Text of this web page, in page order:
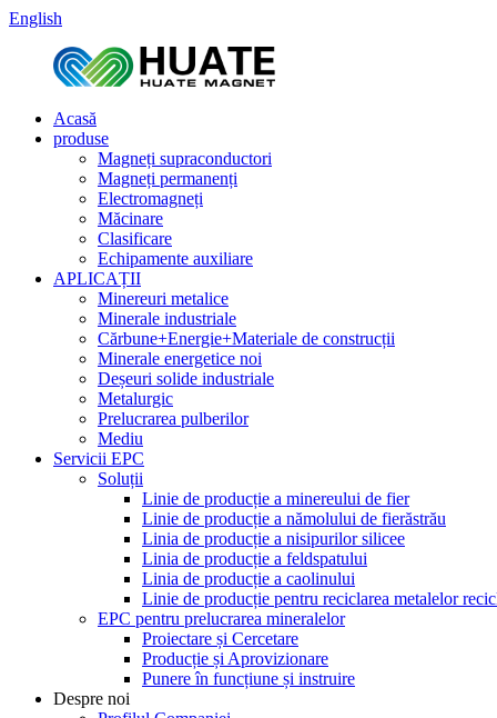
English
Acasă
produse
Magneți supraconductori
Magneți permanenți
Electromagneți
Măcinare
Clasificare
Echipamente auxiliare
APLICAȚII
Minereuri metalice
Minerale industriale
Cărbune+Energie+Materiale de construcții
Minerale energetice noi
Deșeuri solide industriale
Metalurgic
Prelucrarea pulberilor
Mediu
Servicii EPC
Soluții
Linie de producție a minereului de fier
Linie de producție a nămolului de fierăstrău
Linia de producție a nisipurilor silicee
Linia de producție a feldspatului
Linia de producție a caolinului
Linie de producție pentru reciclarea metalelor
EPC pentru prelucrarea mineralelor
Proiectare și Cercetare
Producție și Aprovizionare
Punere în funcțiune și instruire
Despre noi